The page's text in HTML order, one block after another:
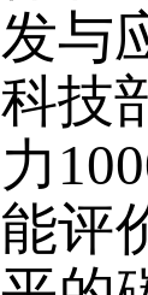
发与
科技
力
能评